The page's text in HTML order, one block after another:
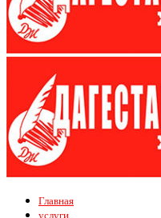
Главная
услуги